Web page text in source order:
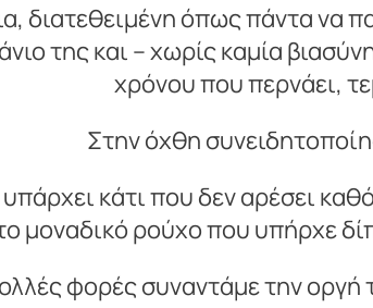
διατεθειμένη όπως πάντα να
της και – χωρίς καμία
χρόνου που περνάει,
Στην όχθη
κάτι που δεν αρέσει
μοναδικό ρούχο που υπήρχε
φορές συναντάμε την